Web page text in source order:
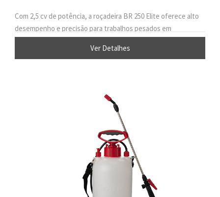
Com 2,5 cv de potência, a roçadeira BR 250 Elite oferece alto
desempenho e precisão para trabalhos pesados em
Ver Detalhes